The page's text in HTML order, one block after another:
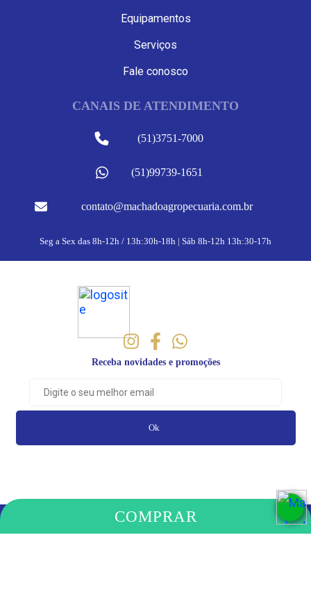
COMPRAR
Equipamentos
Serviços
Fale conosco
CANAIS DE ATENDIMENTO
(51)3751-7000
(51)99739-1651
contato@machadoagropecuaria.com.br
Seg a Sex das 8h-12h / 13h:30h-18h | Sáb 8h-12h 13h:30-17h
Receba novidades e promoções
Ok
PAGAMENTO